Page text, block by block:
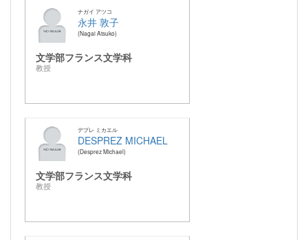
ナガイ アツコ
永井 敦子
Nagai Atsuko
文学部フランス文学科
教授
デプレ ミカエル
DESPREZ MICHAEL
Desprez Michael
文学部フランス文学科
教授